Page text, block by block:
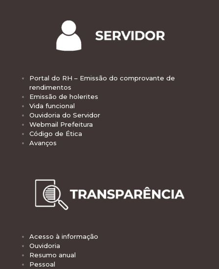
Portal do RH – Emissão do comprovante de
rendimentos
Emissão de holerites
Vida funcional
Ouvidoria do Servidor
Webmail Prefeitura
Código de Ética
Avanços
Acesso à informação
Ouvidoria
Resumo anual
Pessoal